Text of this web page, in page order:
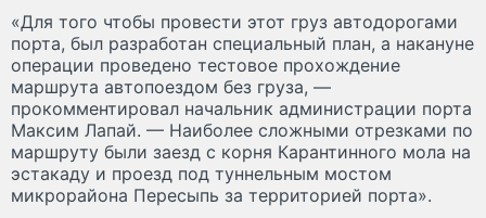
«Для того чтобы провести этот груз автодорогами
порта, был разработан специальный план, а накануне
операции проведено тестовое прохождение
маршрута автопоездом без груза, —
прокомментировал начальник администрации порта
Максим Лапай. — Наиболее сложными отрезками по
маршруту были заезд с корня Карантинного мола на
эстакаду и проезд под туннельным мостом
микрорайона Пересыпь за территорией порта».